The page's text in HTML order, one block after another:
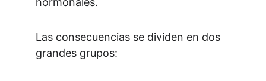
Las consecuencias se dividen en dos
grandes grupos: